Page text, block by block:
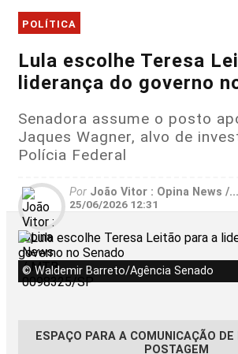
POLÍTICA
Lula escolhe Teresa
liderança do governo
Senadora assume o posto
Jaques Wagner, alvo de
Polícia Federal
Por João Vitor : Opina News /...
25/06/2026 12:31
© Waldemir Barreto/Agência Senado
ESPAÇO PARA A COMUNICAÇÃO
POSTAGEM